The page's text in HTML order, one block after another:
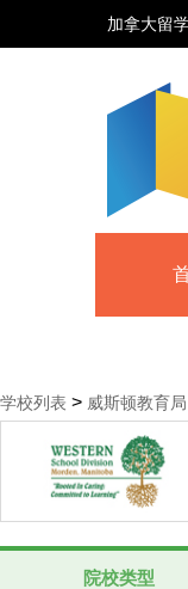
加拿大留
学校列表 > 威斯顿教育局
院校类型